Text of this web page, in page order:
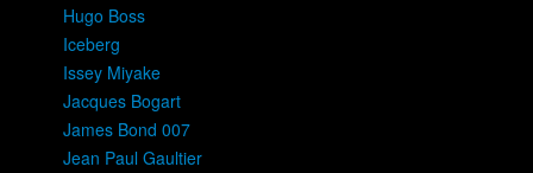
Hugo Boss
Iceberg
Issey Miyake
Jacques Bogart
James Bond 007
Jean Paul Gaultier